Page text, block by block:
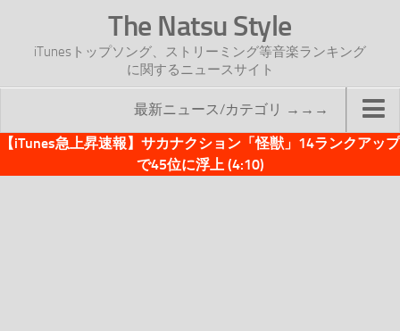
The Natsu Style
iTunesトップソング、ストリーミング等音楽ランキング
に関するニュースサイト
最新ニュース/カテゴリ →→→
TOP
【iTunes急上昇速報】サカナクション「怪獣」14ランクアップ
で45位に浮上 (4:10)